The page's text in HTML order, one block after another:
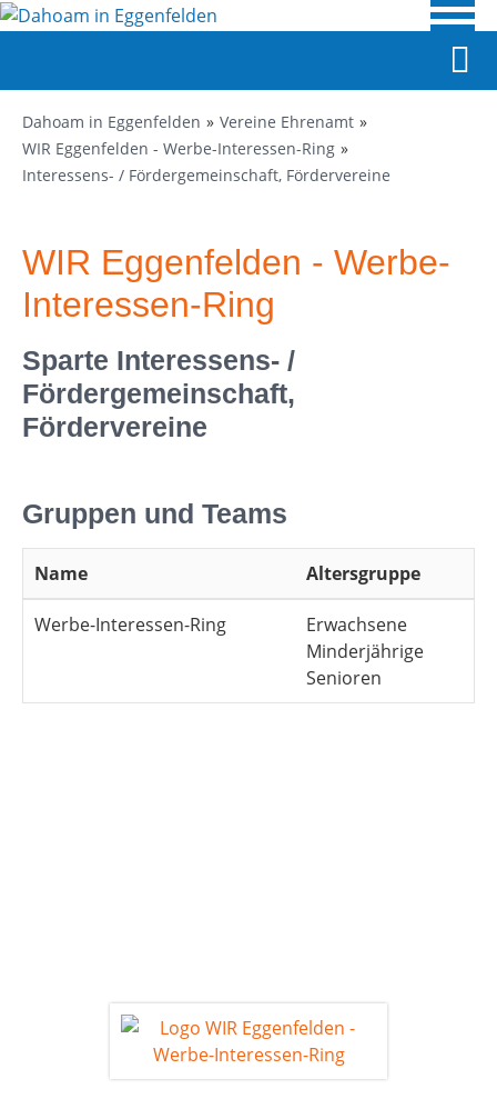
Dahoam in Eggenfelden
Vereine Ehrenamt
WIR Eggenfelden - Werbe-Interessen-Ring
Interessens- / Fördergemeinschaft, Fördervereine
WIR Eggenfelden - Werbe-
Interessen-Ring
Sparte Interessens- /
Fördergemeinschaft,
Fördervereine
Gruppen und Teams
Name Altersgruppe
Werbe-Interessen-Ring
Erwachsene
Minderjährige
Senioren